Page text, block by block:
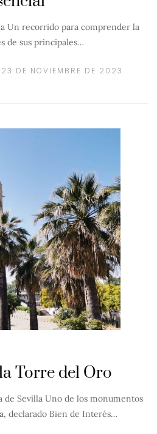
Un recorrido para comprender la
de sus principales…
23 DE NOVIEMBRE DE 2023
Torre del Oro
de Sevilla Uno de los monumentos
declarado Bien de Interés…